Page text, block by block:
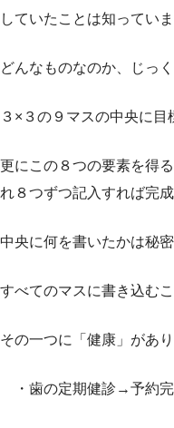
していたことは知っていま
どんなものなのか、じっ
３×３の９マスの中央に目
更にこの８つの要素を得
れ８つずつ記入すれば完成
中央に何を書いたかは秘密
すべてのマスに書き込む
その一つに「健康」があ
・歯の定期健診→予約完